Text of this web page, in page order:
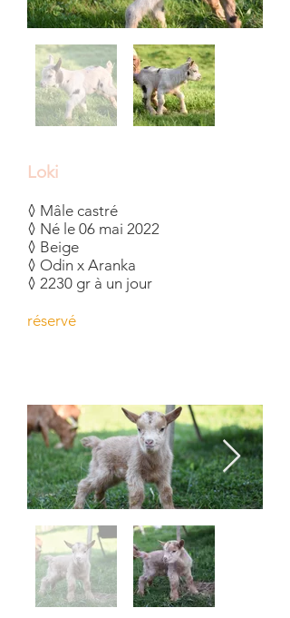
Loki
◊ Mâle castré
◊ Né le 06 mai 2022
◊ Beige
◊ Odin x Aranka
◊ 2230 gr à un jour
réservé